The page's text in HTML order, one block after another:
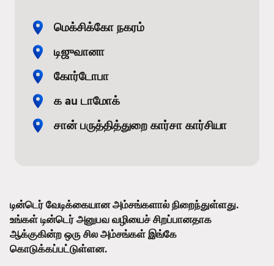
மெக்சிக்கோ நகரம்
டிஜுவானா
கோர்டோபா
க au டாமோக்
சான் பருத்தித்துறை கார்சா கார்சியா
டின்டெர் வேடிக்கையான அம்சங்களால் நிறைந்துள்ளது.
உங்கள் டின்டெர் அனுபவ வழியைச் சிறப்பானதாக
ஆக்குகின்ற ஒரு சில அம்சங்கள் இங்கே
கொடுக்கப்பட்டுள்ளன.